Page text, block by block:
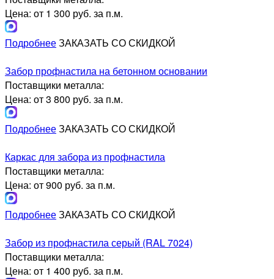
Цена: от 1 300 руб. за п.м.
ПодробнееЗАКАЗАТЬ СО СКИДКОЙ
Забор профнастила на бетонном основании
Поставщики металла:
Цена: от 3 800 руб. за п.м.
ПодробнееЗАКАЗАТЬ СО СКИДКОЙ
Каркас для забора из профнастила
Поставщики металла:
Цена: от 900 руб. за п.м.
ПодробнееЗАКАЗАТЬ СО СКИДКОЙ
Забор из профнастила серый (RAL 7024)
Поставщики металла:
Цена: от 1 400 руб. за п.м.